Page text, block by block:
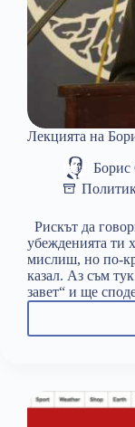
Лекцията на
Борис
Рискът да
убежденията ти
мислиш, но по-
казал. Аз съм
завет“ и ще